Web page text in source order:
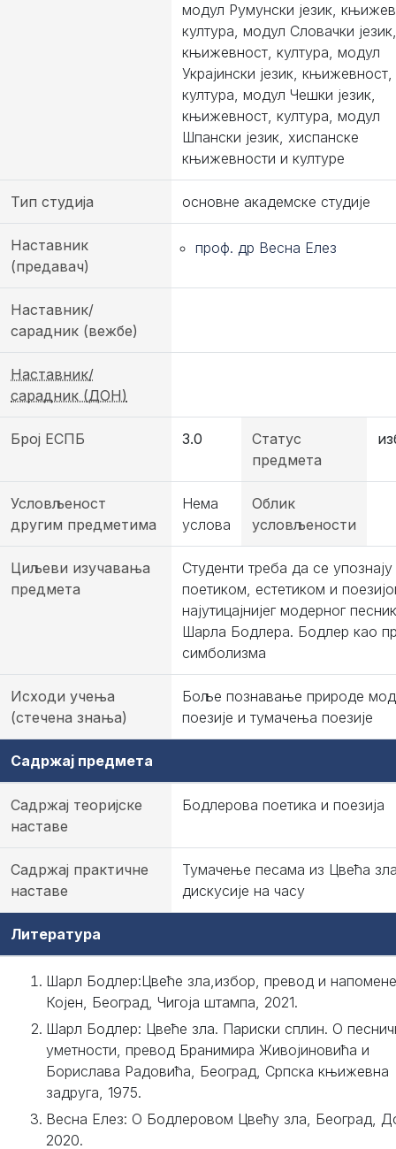
модул Румунски језик,
култура, модул Словачки језик,
књижевност, култура, модул
Украјински језик, књижевност,
култура, модул Чешки језик,
књижевност, култура, модул
Шпански језик, хиспанске
књижевности и културе
Тип студија основне академске студије
Наставник
(предавач)
проф. др Весна Елез
Наставник/
сарадник (вежбе)
Наставник/
сарадник (ДОН)
Број ЕСПБ 3.0
Статус
предмета
Условљеност
другим предметима
Нема
услова
Облик
условљености
Циљеви изучавања
предмета
Студенти треба да се
поетиком, естетиком и
најутицајнијег модерног
Шарла Бодлера. Бодлер као
симболизма
Исходи учења
(стечена знања)
Боље познавање природе
поезије и тумачења поезије
Садржај предмета
Садржај теоријске
наставе
Бодлерова поетика и поезија
Садржај практичне
наставе
Тумачење песама из Цвећа
дискусије на часу
Литература
Шарл Бодлер:Цвеће зла,избор, превод и
Којен, Београд, Чигоја штампа, 2021.
Шарл Бодлер: Цвеће зла. Париски сплин. О
уметности, превод Бранимира Живојиновића и
Борислава Радовића, Београд, Српска књижевна
задруга, 1975.
Весна Елез: О Бодлеровом Цвећу зла, Београд,
2020.